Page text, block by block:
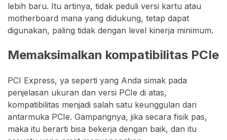
lebih baru. Itu artinya, tidak peduli versi kartu atau
motherboard mana yang didukung, tetap dapat
digunakan, paling tidak dengan level kinerja minimum.
Memaksimalkan kompatibilitas PCIe
PCI Express, ya seperti yang Anda simak pada
penjelasan ukuran dan versi PCIe di atas,
kompatibilitas menjadi salah satu keunggulan dari
antarmuka PCIe. Gampangnya, jika secara fisik pas,
maka itu berarti bisa bekerja dengan baik, dan itu